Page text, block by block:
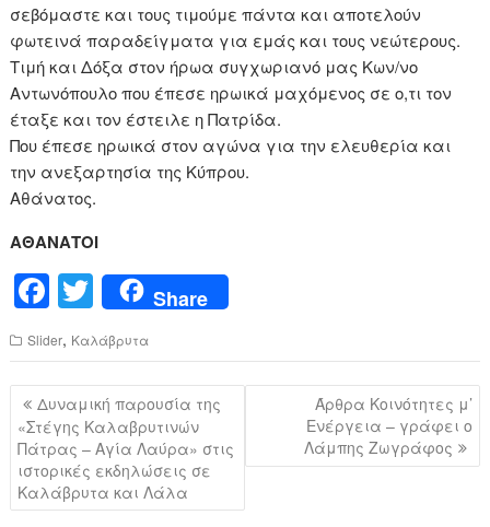
σεβόμαστε και τους τιμούμε πάντα και αποτελούν
φωτεινά παραδείγματα για εμάς και τους νεώτερους.
Τιμή και Δόξα στον ήρωα συγχωριανό μας Κων/νο
Αντωνόπουλο που έπεσε ηρωικά μαχόμενος σε ο,τι τον
έταξε και τον έστειλε η Πατρίδα.
Που έπεσε ηρωικά στον αγώνα για την ελευθερία και
την ανεξαρτησία της Κύπρου.
Αθάνατος.
ΑΘΑΝΑΤΟΙ
F
a
c
e
b
o
o
T
wi
tt
er
Share
Slider, Καλάβρυτα
Πλοήγηση
άρθρων
Δυναμική παρουσία της
«Στέγης Καλαβρυτινών
Πάτρας – Αγία Λαύρα» στις
ιστορικές εκδηλώσεις σε
Καλάβρυτα και Λάλα
Άρθρα Κοινότητες μ’
Ενέργεια – γράφει ο
Λάμπης Ζωγράφος